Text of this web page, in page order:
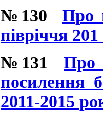
№130 Про
півріччя
№131Про
посилення
2011-2015